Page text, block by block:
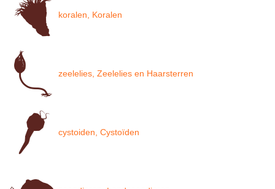
koralen, Koralen
zeelelies, Zeelelies en Haarsterren
cystoiden, Cystoïden